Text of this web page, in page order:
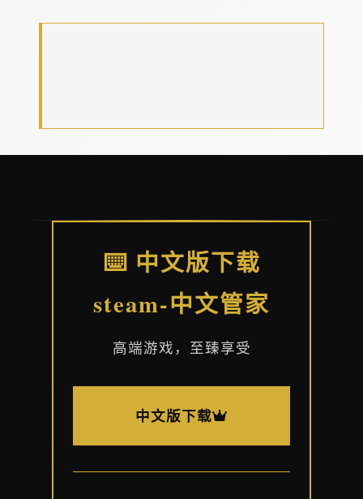
⌨️ 中文版下载
steam-中文管家
高端游戏，至臻享受
中文版下载